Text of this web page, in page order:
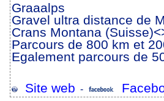
Graaalps
Gravel ultra distance de
Crans Montana
Parcours de 800 km et
Egalement parcours de
Site web -